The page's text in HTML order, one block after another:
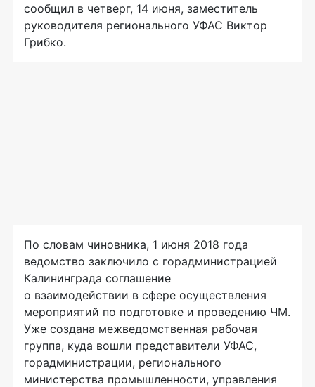
сообщил в четверг, 14 июня, заместитель
руководителя регионального УФАС Виктор
Грибко.
По словам чиновника, 1 июня 2018 года
ведомство заключило с горадминистрацией
Калининграда соглашение
о взаимодействии в сфере осуществления
мероприятий по подготовке и проведению ЧМ.
Уже создана межведомственная рабочая
группа, куда вошли представители УФАС,
горадминистрации, регионального
министерства промышленности, управления